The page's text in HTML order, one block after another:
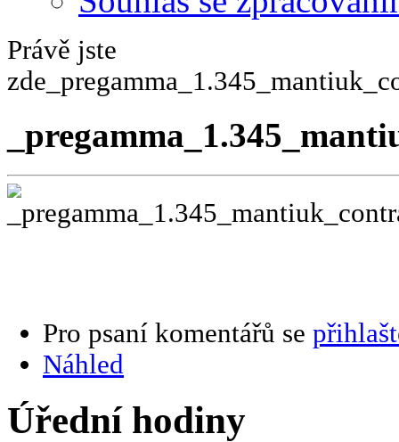
Právě jste
zde
Pro psaní komentářů se
Náhled
Úřední hodiny